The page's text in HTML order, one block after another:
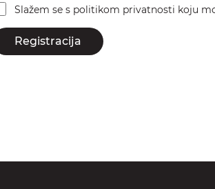
Slažem se s politikom privatnosti koju
Registracija